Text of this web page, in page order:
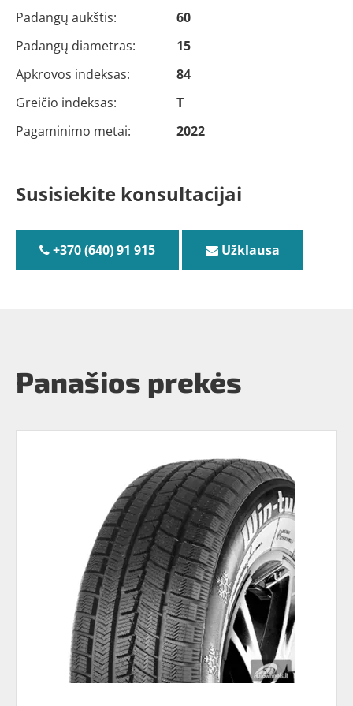
Padangų aukštis:
60
Padangų diametras:
15
Apkrovos indeksas:
84
Greičio indeksas:
T
Pagaminimo metai:
2022
Susisiekite konsultacijai
+370 (640) 91 915 Užklausa
Panašios prekės